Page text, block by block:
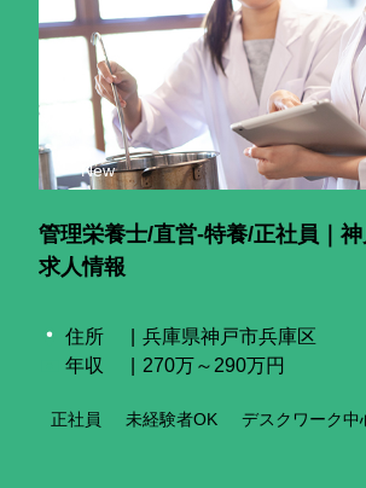
New
管理栄養士/直営-特養/正社員｜
求人情報
住所
兵庫県神戸市兵庫区
年収
270万～290万円
正社員 未経験者OK デスクワーク中